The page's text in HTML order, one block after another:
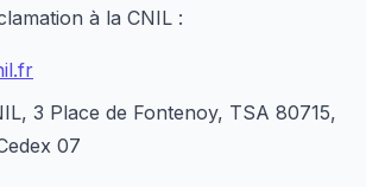
à la CNIL :
3 Place de Fontenoy, TSA 80715,
07